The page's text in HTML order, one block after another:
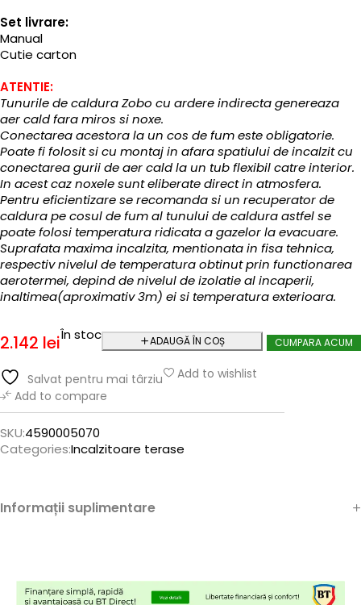
Set livrare:
Manual
Cutie carton
ATENTIE:
Tunurile de caldura Zobo cu ardere indirecta genereaza
aer cald fara miros si noxe.
Conectarea acestora la un cos de fum este obligatorie.
Poate fi folosit si cu montaj in afara spatiului de incalzit cu
conectarea gurii de aer cald la un tub flexibil catre interior.
In acest caz noxele sunt eliberate direct in atmosfera.
Pentru eficientizare se recomanda si un recuperator de
caldura pe cosul de fum al tunului de caldura astfel se
poate folosi temperatura ridicata a gazelor la evacuare.
Suprafata maxima incalzita, mentionata in fisa tehnica,
respectiv nivelul de temperatura obtinut prin functionarea
aerotermei, depind de nivelul de izolatie al incaperii,
inaltimea(aproximativ 3m) ei si temperatura exterioara.
2.142 leiÎn stoc ADAUGĂ ÎN COȘ CUMPARA ACUM
Salvat pentru mai târziu
Add to wishlist
Add to compare
SKU:4590005070
Categories:Incalzitoare terase
Informații suplimentare